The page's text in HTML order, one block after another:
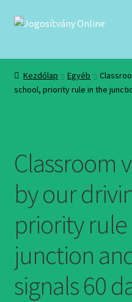
Ugrás
Kilépés
Kezdőlap
A fiókom
Általános szerződési
General terms and
Hírek, események
Kosár
Pénztár
Kezdőlap Egyéb
school, priority rule in the
Classroom
by our
priority
junction
signals 60